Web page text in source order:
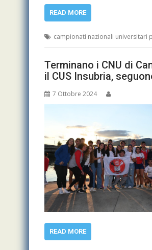
READ MORE
campionati nazionali universitari
Terminano i CNU di
il CUS Insubria,
7 Ottobre 2024
READ MORE